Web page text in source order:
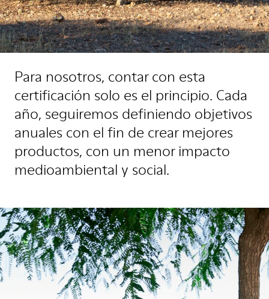
Para nosotros, contar con esta
certificación solo es el principio. Cada
año, seguiremos definiendo objetivos
anuales con el fin de crear mejores
productos, con un menor impacto
medioambiental y social.